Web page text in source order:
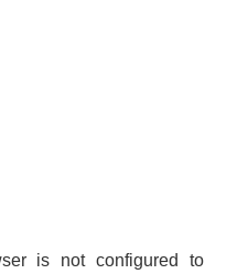
is not configured to